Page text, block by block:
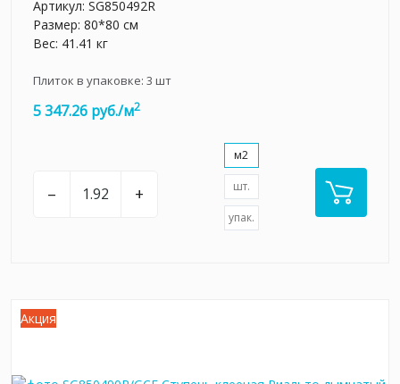
Артикул: SG850492R
Размер: 80*80 см
Вес: 41.41 кг
Плиток в упаковке: 3 шт
5 347.26 руб./м2
– +
м2
шт.
упак.
Акция